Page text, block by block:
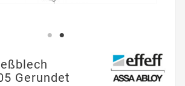
Gerundet